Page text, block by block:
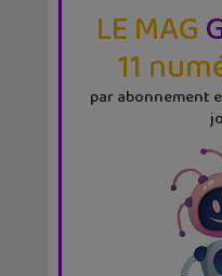
LE MAG
11
par abonnement